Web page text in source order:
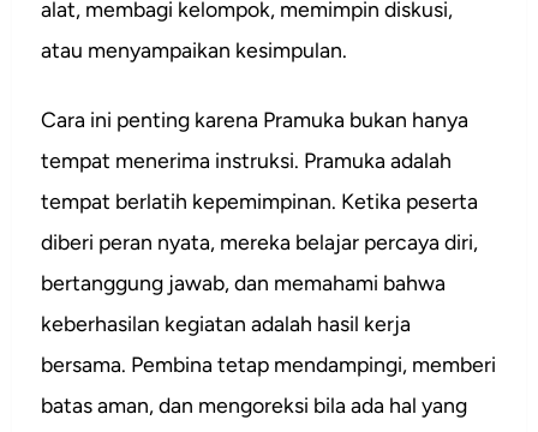
alat, membagi kelompok, memimpin diskusi,
atau menyampaikan kesimpulan.
Cara ini penting karena Pramuka bukan hanya
tempat menerima instruksi. Pramuka adalah
tempat berlatih kepemimpinan. Ketika peserta
diberi peran nyata, mereka belajar percaya diri,
bertanggung jawab, dan memahami bahwa
keberhasilan kegiatan adalah hasil kerja
bersama. Pembina tetap mendampingi, memberi
batas aman, dan mengoreksi bila ada hal yang